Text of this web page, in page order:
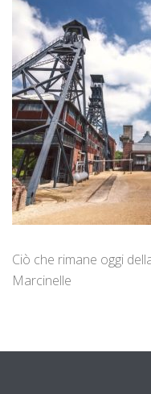
Ciò che rimane oggi
Marcinelle